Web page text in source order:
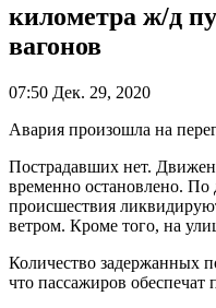
километра ж/д
вагонов
07:50 Дек. 29, 2020
Авария произошла на
Пострадавших нет.
временно остановлено.
происшествия
ветром. Кроме того, на
Количество задержанных
что пассажиров обеспечат